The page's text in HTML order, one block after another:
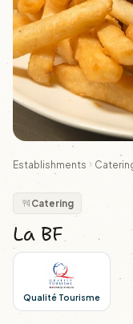
Establishments
Catering
La BF
Qualité Tourisme